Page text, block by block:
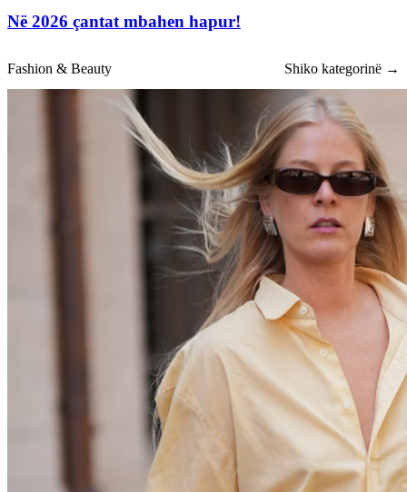
Në 2026 çantat mbahen hapur!
Fashion & Beauty Shiko kategorinë →